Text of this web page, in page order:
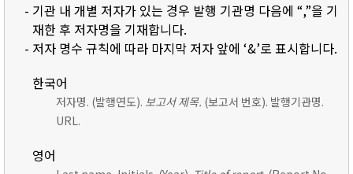
- 기관 내 개별 저자가 있는 경우 발행 기관명 다음에 “,”을 기
재한 후 저자명을 기재합니다.
- 저자 명수 규칙에 따라 마지막 저자 앞에 ‘&’로 표시합니다.
한국어
저자명. (발행연도). 보고서 제목. (보고서 번호). 발행기관명.
URL.
영어